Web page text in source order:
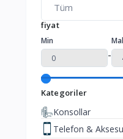
fiyat
Min
-
Kategoriler
Konsollar
Telefon &